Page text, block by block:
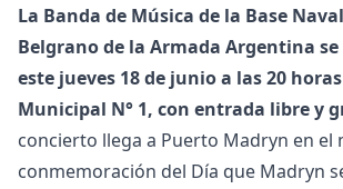
La Banda de Música de la Base
Belgrano de la Armada Argentina
este jueves 18 de junio a las 20
Municipal N° 1, con entrada libre y
concierto llega a Puerto Madryn en el
conmemoración del Día que Madryn